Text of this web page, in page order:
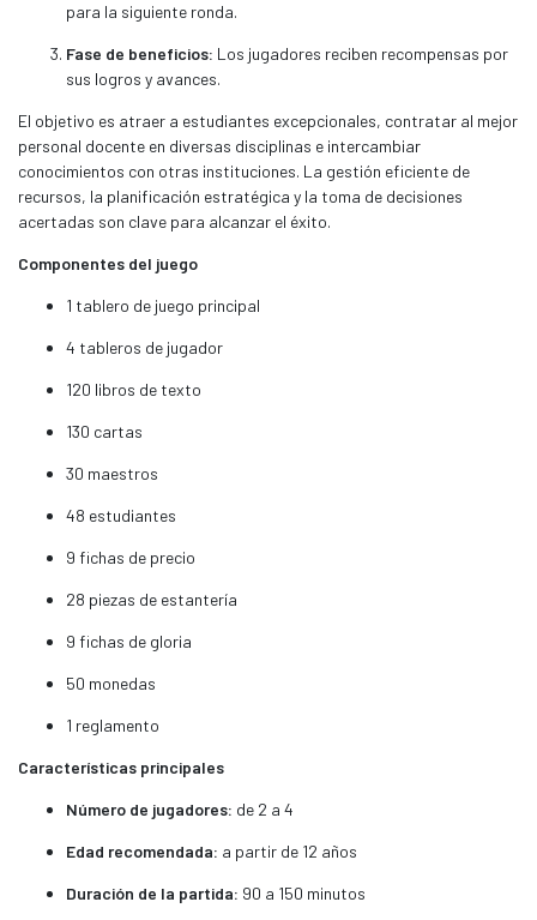
para la siguiente ronda.
Fase de beneficios: Los jugadores reciben recompensas por
sus logros y avances.
El objetivo es atraer a estudiantes excepcionales, contratar al mejor
personal docente en diversas disciplinas e intercambiar
conocimientos con otras instituciones. La gestión eficiente de
recursos, la planificación estratégica y la toma de decisiones
acertadas son clave para alcanzar el éxito.
Componentes del juego
1 tablero de juego principal
4 tableros de jugador
120 libros de texto
130 cartas
30 maestros
48 estudiantes
9 fichas de precio
28 piezas de estantería
9 fichas de gloria
50 monedas
1 reglamento
Características principales
Número de jugadores: de 2 a 4
Edad recomendada: a partir de 12 años
Duración de la partida: 90 a 150 minutos